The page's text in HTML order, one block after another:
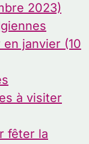
2023)
janvier (10
à visiter
fêter la